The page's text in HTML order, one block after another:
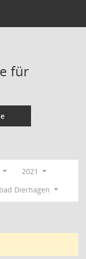
für
2021
Dierhagen